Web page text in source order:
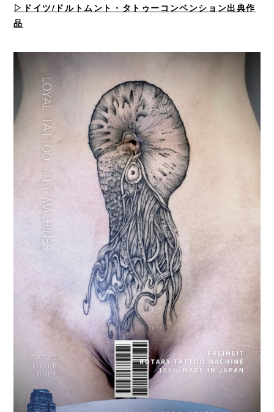
▷ドイツ/ドルトムント・タトゥーコンベンション出典作
品